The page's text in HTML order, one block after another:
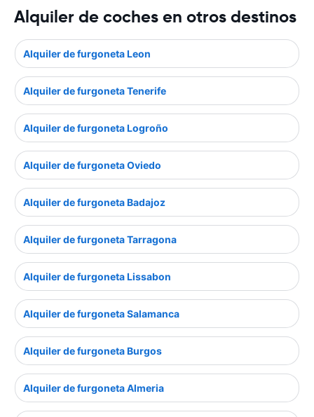
Alquiler de coches en otros destinos
Alquiler de furgoneta Leon
Alquiler de furgoneta Tenerife
Alquiler de furgoneta Logroño
Alquiler de furgoneta Oviedo
Alquiler de furgoneta Badajoz
Alquiler de furgoneta Tarragona
Alquiler de furgoneta Lissabon
Alquiler de furgoneta Salamanca
Alquiler de furgoneta Burgos
Alquiler de furgoneta Almeria